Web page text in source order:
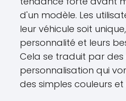
d'un modèle. Les
leur véhicule soit
personnalité et leurs
Cela se traduit par
personnalisation qui
des simples couleurs et